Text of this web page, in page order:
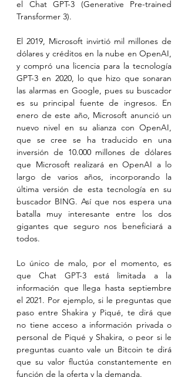
el Chat GPT-3 (Generative Pre-trained
Transformer 3).
El 2019, Microsoft invirtió mil millones de
dólares y créditos en la nube en OpenAI,
y compró una licencia para la tecnología
GPT-3 en 2020, lo que hizo que sonaran
las alarmas en Google, pues su buscador
es su principal fuente de ingresos. En
enero de este año, Microsoft anunció un
nuevo nivel en su alianza con OpenAI,
que se cree se ha traducido en una
inversión de 10.000 millones de dólares
que Microsoft realizará en OpenAI a lo
largo de varios años, incorporando la
última versión de esta tecnología en su
buscador BING. Así que nos espera una
batalla muy interesante entre los dos
gigantes que seguro nos beneficiará a
todos.
Lo único de malo, por el momento, es
que Chat GPT-3 está limitada a la
información que llega hasta septiembre
el 2021. Por ejemplo, si le preguntas que
paso entre Shakira y Piqué, te dirá que
no tiene acceso a información privada o
personal de Piqué y Shakira, o peor si le
preguntas cuanto vale un Bitcoin te dirá
que su valor fluctúa constantemente en
función de la oferta y la demanda.